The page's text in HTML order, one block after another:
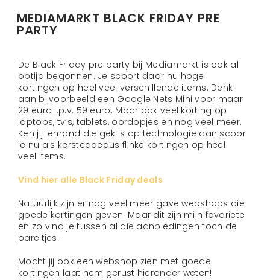
MEDIAMARKT BLACK FRIDAY PRE
PARTY
De Black Friday pre party bij Mediamarkt is ook al
optijd begonnen. Je scoort daar nu hoge
kortingen op heel veel verschillende items. Denk
aan bijvoorbeeld een Google Nets Mini voor maar
29 euro i.p.v. 59 euro. Maar ook veel korting op
laptops, tv’s, tablets, oordopjes en nog veel meer.
Ken jij iemand die gek is op technologie dan scoor
je nu als kerstcadeaus flinke kortingen op heel
veel items.
Vind hier alle Black Friday deals
Natuurlijk zijn er nog veel meer gave webshops die
goede kortingen geven. Maar dit zijn mijn favoriete
en zo vind je tussen al die aanbiedingen toch de
pareltjes.
Mocht jij ook een webshop zien met goede
kortingen laat hem gerust hieronder weten!